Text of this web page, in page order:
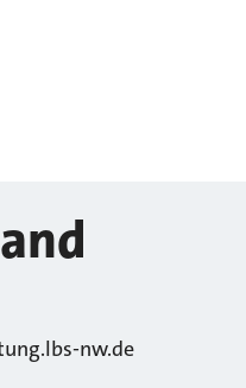
nw.de